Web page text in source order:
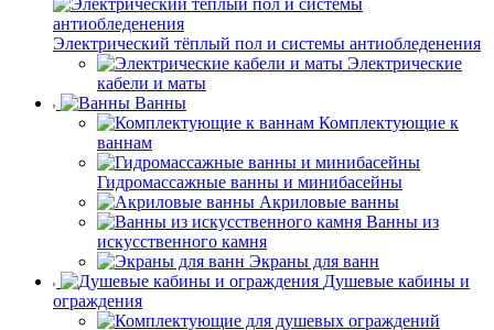
Электрический тёплый пол и системы антиобледенения
Электрические
кабели и маты
Ванны
Комплектующие к
ваннам
Гидромассажные ванны и минибасейны
Акриловые ванны
Ванны из
искусственного камня
Экраны для ванн
Душевые кабины и
ограждения